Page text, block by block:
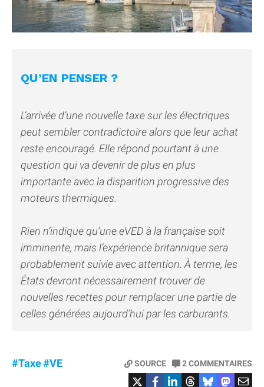
QU’EN PENSER ?
L’arrivée d’une nouvelle taxe sur les électriques
peut sembler contradictoire alors que leur achat
reste encouragé. Elle répond pourtant à une
question qui va devenir de plus en plus
importante avec la disparition progressive des
moteurs thermiques.
Rien n’indique qu’une eVED à la française soit
imminente, mais l’expérience britannique sera
probablement suivie avec attention. À terme, les
États devront nécessairement trouver de
nouvelles recettes pour remplacer une partie de
celles générées aujourd’hui par les carburants.
#Taxe#VE SOURCE 2COMMENTAIRES